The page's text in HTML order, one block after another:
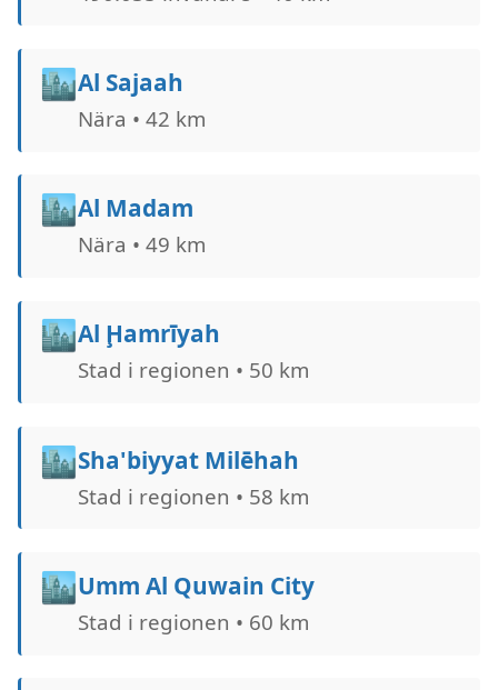
🏙️Al Sajaah
Nära • 42 km
🏙️Al Madam
Nära • 49 km
🏙️Al Ḩamrīyah
Stad i regionen • 50 km
🏙️Sha'biyyat Milе̄hah
Stad i regionen • 58 km
🏙️Umm Al Quwain City
Stad i regionen • 60 km